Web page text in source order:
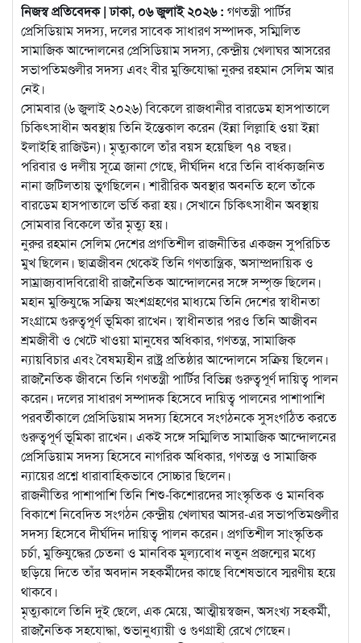
নিজস্ব প্রতিবেদক | ঢাকা, ০৬ জুলাই ২০২৬ : গণতন্ত্রী পার্টির
প্রেসিডিয়াম সদস্য, দলের সাবেক সাধারণ সম্পাদক, সম্মিলিত
সামাজিক আন্দোলনের প্রেসিডিয়াম সদস্য, কেন্দ্রীয় খেলাঘর আসরের
সভাপতিমণ্ডলীর সদস্য এবং বীর মুক্তিযোদ্ধা নুরুর রহমান সেলিম আর
নেই।
সোমবার (৬ জুলাই ২০২৬) বিকেলে রাজধানীর বারডেম হাসপাতালে
চিকিৎসাধীন অবস্থায় তিনি ইন্তেকাল করেন (ইন্না লিল্লাহি ওয়া ইন্না
ইলাইহি রাজিউন)। মৃত্যুকালে তাঁর বয়স হয়েছিল ৭৪ বছর।
পরিবার ও দলীয় সূত্রে জানা গেছে, দীর্ঘদিন ধরে তিনি বার্ধক্যজনিত
নানা জটিলতায় ভুগছিলেন। শারীরিক অবস্থার অবনতি হলে তাঁকে
বারডেম হাসপাতালে ভর্তি করা হয়। সেখানে চিকিৎসাধীন অবস্থায়
সোমবার বিকেলে তাঁর মৃত্যু হয়।
নুরুর রহমান সেলিম দেশের প্রগতিশীল রাজনীতির একজন সুপরিচিত
মুখ ছিলেন। ছাত্রজীবন থেকেই তিনি গণতান্ত্রিক, অসাম্প্রদায়িক ও
সাম্রাজ্যবাদবিরোধী রাজনৈতিক আন্দোলনের সঙ্গে সম্পৃক্ত ছিলেন।
মহান মুক্তিযুদ্ধে সক্রিয় অংশগ্রহণের মাধ্যমে তিনি দেশের স্বাধীনতা
সংগ্রামে গুরুত্বপূর্ণ ভূমিকা রাখেন। স্বাধীনতার পরও তিনি আজীবন
শ্রমজীবী ও খেটে খাওয়া মানুষের অধিকার, গণতন্ত্র, সামাজিক
ন্যায়বিচার এবং বৈষম্যহীন রাষ্ট্র প্রতিষ্ঠার আন্দোলনে সক্রিয় ছিলেন।
রাজনৈতিক জীবনে তিনি গণতন্ত্রী পার্টির বিভিন্ন গুরুত্বপূর্ণ দায়িত্ব পালন
করেন। দলের সাধারণ সম্পাদক হিসেবে দায়িত্ব পালনের পাশাপাশি
পরবর্তীকালে প্রেসিডিয়াম সদস্য হিসেবে সংগঠনকে সুসংগঠিত করতে
গুরুত্বপূর্ণ ভূমিকা রাখেন। একই সঙ্গে সম্মিলিত সামাজিক আন্দোলনের
প্রেসিডিয়াম সদস্য হিসেবে নাগরিক অধিকার, গণতন্ত্র ও সামাজিক
ন্যায়ের প্রশ্নে ধারাবাহিকভাবে সোচ্চার ছিলেন।
রাজনীতির পাশাপাশি তিনি শিশু-কিশোরদের সাংস্কৃতিক ও মানবিক
বিকাশে নিবেদিত সংগঠন কেন্দ্রীয় খেলাঘর আসর-এর সভাপতিমণ্ডলীর
সদস্য হিসেবে দীর্ঘদিন দায়িত্ব পালন করেন। প্রগতিশীল সাংস্কৃতিক
চর্চা, মুক্তিযুদ্ধের চেতনা ও মানবিক মূল্যবোধ নতুন প্রজন্মের মধ্যে
ছড়িয়ে দিতে তাঁর অবদান সহকর্মীদের কাছে বিশেষভাবে স্মরণীয় হয়ে
থাকবে।
মৃত্যুকালে তিনি দুই ছেলে, এক মেয়ে, আত্মীয়স্বজন, অসংখ্য সহকর্মী,
রাজনৈতিক সহযোদ্ধা, শুভানুধ্যায়ী ও গুণগ্রাহী রেখে গেছেন।